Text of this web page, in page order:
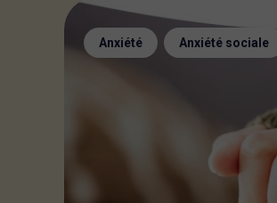
Anxiété , Anxiété sociale